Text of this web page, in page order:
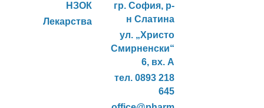
НЗОК
Лекарства
гр. София, р-
н Слатина
ул. „Христо
Смирненски“
6, вх. А
тел. 0893 218
645